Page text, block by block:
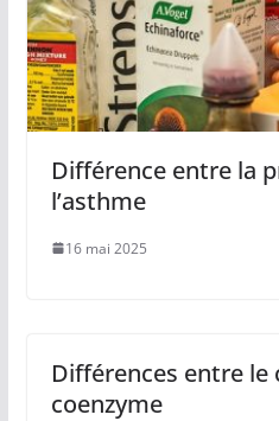
Différence entre la
l’asthme
16 mai 2025
Différences entre le
coenzyme